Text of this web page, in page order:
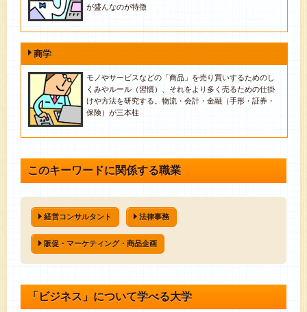
が盛んなのが特徴
商学
モノやサービスなどの「商品」を売り買いするためのし
くみやルール（習慣）、それをより多く売るための仕掛
けや方法を研究する。物流・会計・金融（手形・証券・
保険）が三本柱
このキーワードに関係する職業
経営コンサルタント 法律事務
販促・マーケティング・商品企画
「ビジネス」について学べる大学